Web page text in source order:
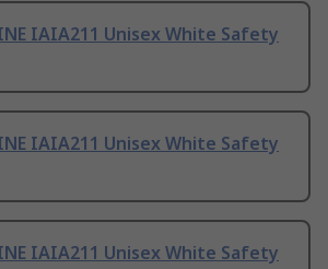
IAIA211 Unisex White Safety
IAIA211 Unisex White Safety
IAIA211 Unisex White Safety